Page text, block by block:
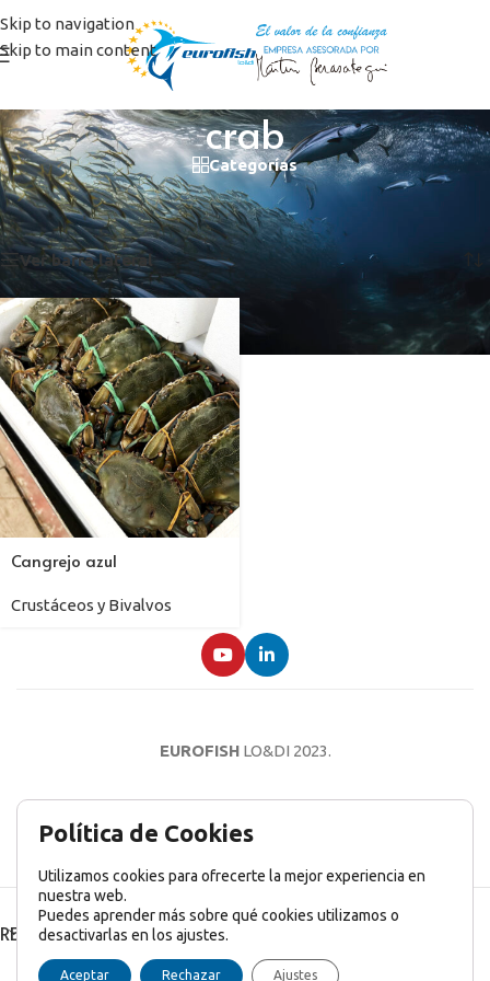
Skip to navigation
Skip to main content
crab
Categorías
Inicio/Productos etiquetados “crab”
Mostrando el único resultado
Ver barra lateral
Cangrejo azul
Crustáceos y Bivalvos
EUROFISHLO&DI 2023.
AVISO LEGAL POLÍTICA DE PRIVACIDAD
RECENT POSTS
Política de Cookies
Utilizamos cookies para ofrecerte la mejor experiencia en
nuestra web.
Puedes aprender más sobre qué cookies utilizamos o
desactivarlas en los ajustes.
Aceptar Rechazar Ajustes
English Inglés) Français(Francés